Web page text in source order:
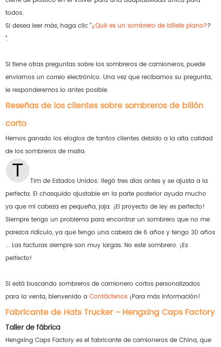
todos.
Si desea leer más, haga clic "¿Qué es un sombrero de billete plano??
".
Si tiene otras preguntas sobre los sombreros de camioneros, puede
enviarnos un correo electrónico. Una vez que recibamos su pregunta,
le responderemos lo antes posible.
Reseñas de los clientes sobre sombreros de billón
corto
Hemos ganado los elogios de tantos clientes debido a la alta calidad
de los sombreros de malla.
Tim de Estados Unidos: llegó tres días antes y se ajusta a la
perfecta. El chasquido ajustable en la parte posterior ayuda mucho
ya que mi cabeza es pequeña, jaja. ¡El proyecto de ley es perfecto!
Siempre tengo un problema para encontrar un sombrero que no me
parezca ridículo, ya que tengo una cabeza de 6 años y tengo 30 años
... Las facturas siempre son muy largas. No este sombrero. ¡Es
perfecto!
Si está buscando sombreros de camionero cortos personalizados
para la venta, bienvenido aContáctenos ¡Para más información!
Fabricante de Hats Trucker - Hengxing Caps Factory
Taller de fábrica
Hengxing Caps Factory es el fabricante de camioneros de China, que